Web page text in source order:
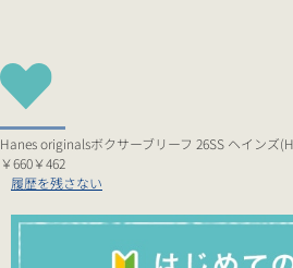
Hanes originalsボクサーブリーフ 26SS ヘインズ
￥660￥462
履歴を残さない